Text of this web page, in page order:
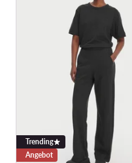
Trending
Angebot